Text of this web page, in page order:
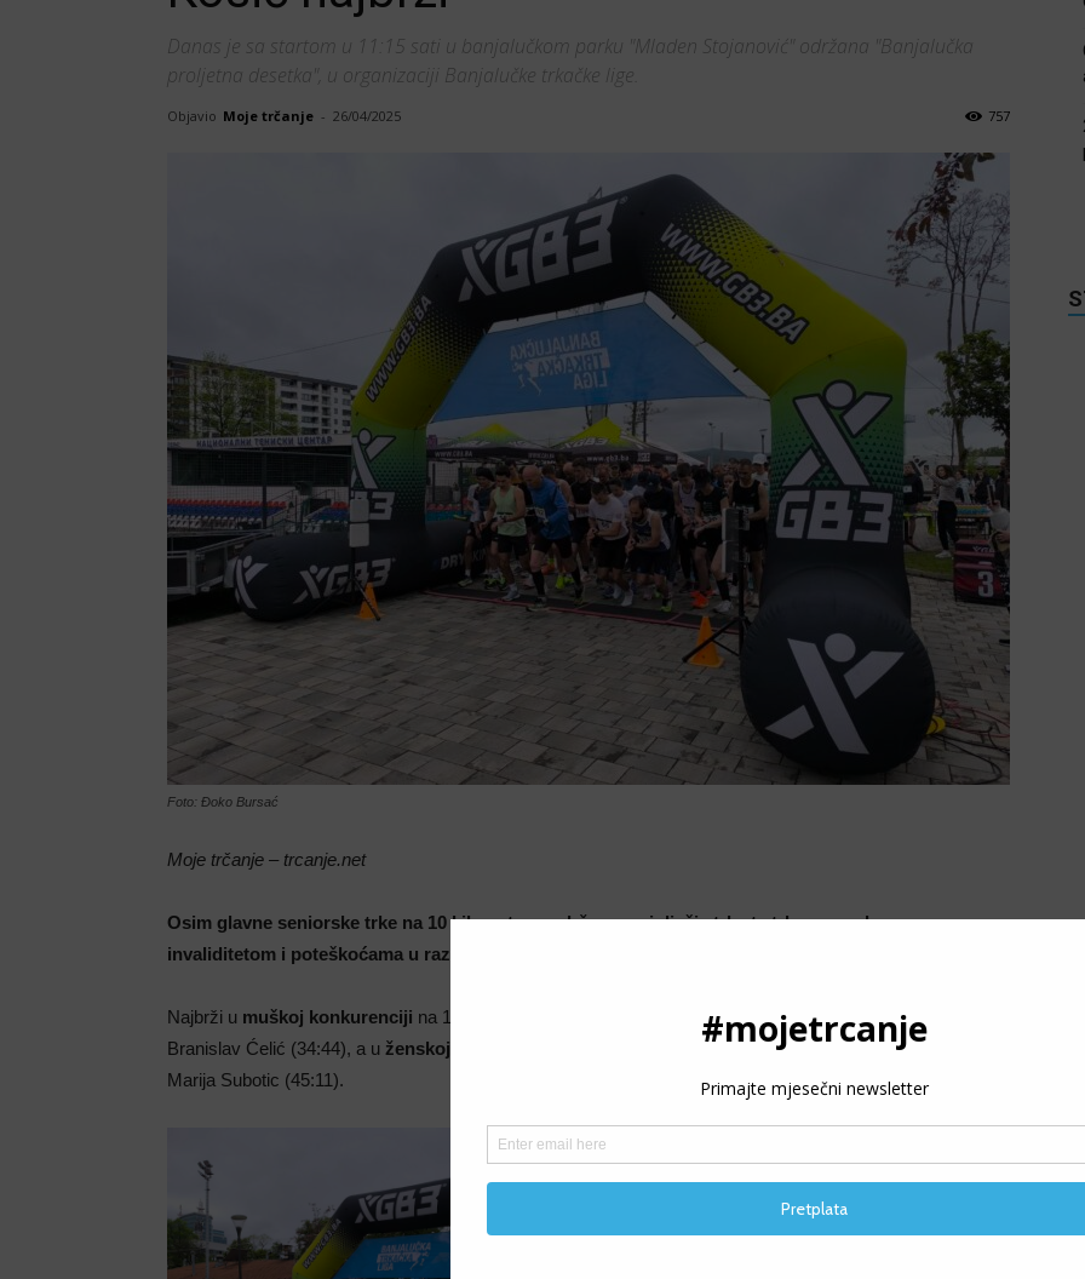
Danas je sa startom u 11:15 sati u banjalučkom parku "Mladen Stojanović" održana "Banjalučka
proljetna desetka", u organizaciji Banjalučke trkačke lige.
Objavio Moje trčanje - 26/04/2025 757
Foto: Đoko Bursać
Moje trčanje – trcanje.net
Osim glavne seniorske trke na 10 kilometara, održane su i dječje trke te trka za osobe sa
invaliditetom i poteškoćama u razvoju sa početkom od 10:25 sati.
Najbrži u muškoj konkurenciji na 10K su bili: 1. Srđan Samardžić (32:38), 2. Brane Šatara (34:24), 3.
Branislav Ćelić (34:44), a u ženskoj konkurenciji
: 1. Jelena Kosić (41:05), 2. Snježana Pisarić (42:46), 3.
Marija Subotic (45:11).